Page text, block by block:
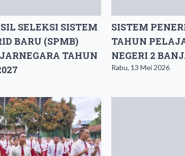
SELEKSI SISTEM
BARU (SPMB)
TAHUN
SISTEM
TAHUN
NEGERI 2
Rabu, 13 Mei 2026